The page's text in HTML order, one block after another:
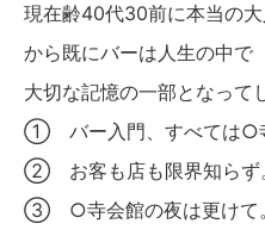
現在齢40代30前に本当の
から既にバーは人生の中で
大切な記憶の一部となって
① バー入門、すべては○寺
② お客も店も限界知らず
③ ○寺会館の夜は更けて